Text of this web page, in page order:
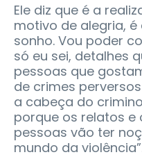
Ele diz que é a
motivo de alegria,
sonho. Vou poder
só eu sei, detalhes
pessoas que
de crimes
a cabeça do
porque os relatos e
pessoas vão ter
mundo da